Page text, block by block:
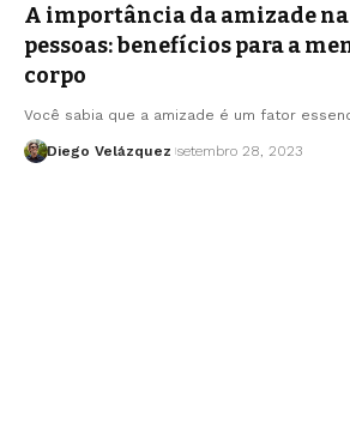
A importância da amizade
pessoas: benefícios para a
corpo
Você sabia que a amizade é um fator
Diego Velázquez setembro 28, 2023